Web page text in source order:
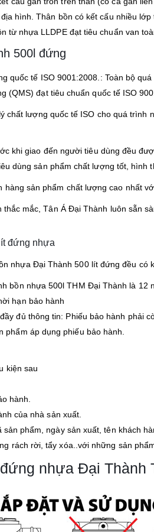
hình. Thân bồn có kết cấu nhiều
từ nhựa LLDPE đạt tiêu chuẩn van
500l đứng
quốc tế ISO 9001:2008.: Toàn bộ
(QMS) đạt tiêu chuẩn quốc tế ISO
chất lượng quốc tế ISO cho quá trình
khi giao đến người tiêu dùng đều
dùng sản phẩm chất lượng tốt, hình
sản phẩm chất lượng cao nhất
mắc, Tân Á Đại Thành luôn sẵn
đứng nhựa
nhựa Đại Thành 500 lít đứng đều có
bồn nhựa 500l THM Đại Thành là 12
hạn bảo hành
đủ thông tin: Phiếu bảo hành phải
phẩm áp dụng phiếu bảo hành.
kiện sau
hành.
của nhà sản xuất.
phẩm, ngày sản xuất, tên khách
rách rời, tẩy xóa..với những sản
nhựa Đại Thành